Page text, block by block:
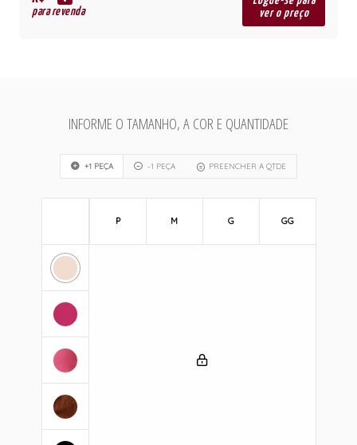
para revenda
ver o preço
INFORME O TAMANHO, A COR E QUANTIDADE
+1 PEÇA -1 PEÇA PREENCHER A QTDE
P M G GG